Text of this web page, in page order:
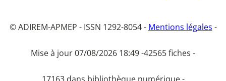
© ADIREM-APMEP - ISSN 1292-8054 - Mentions légales -
Mise à jour 07/08/2026 18:49 -42565 fiches -
17163 dans bibliothèque numérique -